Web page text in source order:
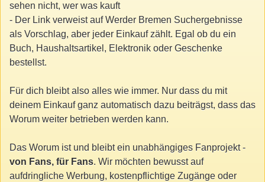
sehen nicht, wer was kauft
- Der Link verweist auf Werder Bremen Suchergebnisse
als Vorschlag, aber jeder Einkauf zählt. Egal ob du ein
Buch, Haushaltsartikel, Elektronik oder Geschenke
bestellst.
Für dich bleibt also alles wie immer. Nur dass du mit
deinem Einkauf ganz automatisch dazu beiträgst, dass das
Worum weiter betrieben werden kann.
Das Worum ist und bleibt ein unabhängiges Fanprojekt -
von Fans, für Fans. Wir möchten bewusst auf
aufdringliche Werbung, kostenpflichtige Zugänge oder